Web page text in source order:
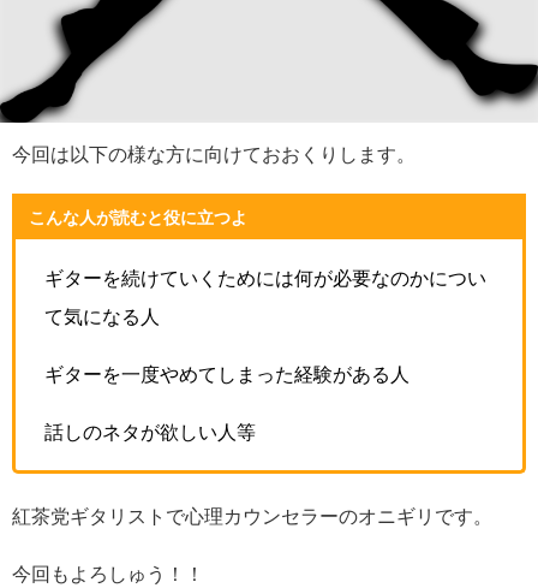
今回は以下の様な方に向けておおくりします。
こんな人が読むと役に立つよ
ギターを続けていくためには何が必要なのかについ
て気になる人
ギターを一度やめてしまった経験がある人
話しのネタが欲しい人等
紅茶党ギタリストで心理カウンセラーのオニギリです。
今回もよろしゅう！！